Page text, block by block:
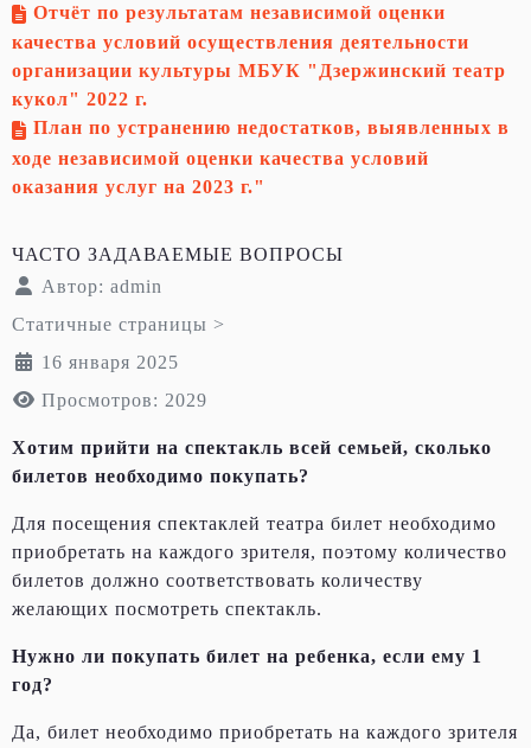
Отчёт по результатам независимой оценки
качества условий осуществления деятельности
организации культуры МБУК "Дзержинский театр
кукол" 2022 г.
План по устранению недостатков, выявленных в
ходе независимой оценки качества условий
оказания услуг на 2023 г."
ЧАСТО ЗАДАВАЕМЫЕ ВОПРОСЫ
Автор: admin
Статичные страницы >
16 января 2025
Просмотров: 2029
Хотим прийти на спектакль всей семьей, сколько
билетов необходимо покупать?
Для посещения спектаклей театра билет необходимо
приобретать на каждого зрителя, поэтому количество
билетов должно соответствовать количеству
желающих посмотреть спектакль.
Нужно ли покупать билет на ребенка, если ему 1
год?
Да, билет необходимо приобретать на каждого зрителя